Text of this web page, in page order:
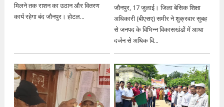
मिलने तक राशन का उठान और वितरण
कार्य रहेगा बंद जौनपुर। होटल...
जौनपुर, 17 जुलाई। जिला बेसिक शिक्षा
अधिकारी (बीएसए) समीर ने शुक्रवार सुबह
से जनपद के विभिन्न विकासखंडों में आधा
दर्जन से अधिक वि...